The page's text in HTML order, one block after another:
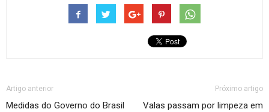
Artigo anterior
Medidas do Governo do Brasil
Próximo artigo
Valas passam por limpeza em